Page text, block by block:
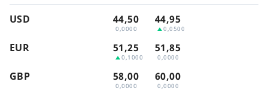
USD 44,50
0,0000
44,95
0,0500
EUR 51,25
0,1000
51,85
0,0000
GBP 58,00
0,0000
60,00
0,0000